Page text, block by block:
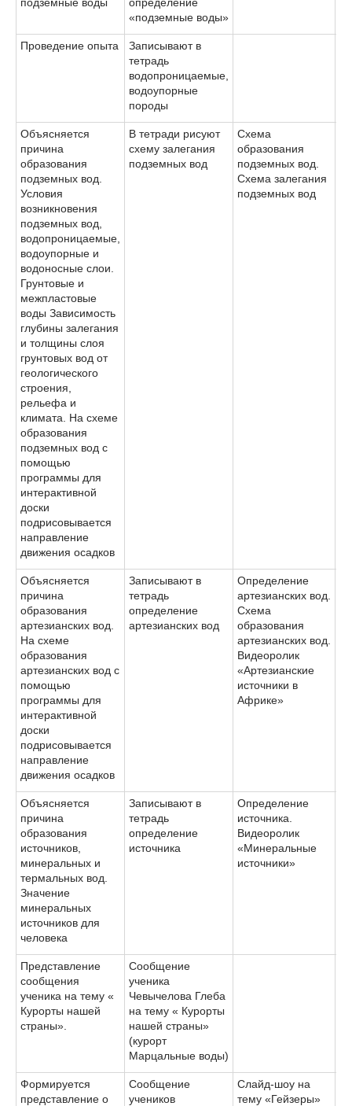
«подземные воды»
Проведение опыта
Записывают в
тетрадь
водопроницаемые,
водоупорные
породы
Объясняется
причина
образования
подземных вод.
Условия
возникновения
подземных вод,
водопроницаемые,
водоупорные и
водоносные слои.
Грунтовые и
межпластовые
воды Зависимость
глубины залегания
и толщины слоя
грунтовых вод от
геологического
строения,
рельефа и
климата. На схеме
образования
подземных вод с
помощью
программы для
интерактивной
доски
подрисовывается
направление
движения осадков
В тетради рисуют
схему залегания
подземных вод
Схема
образования
подземных вод.
Схема залегания
подземных вод
Объясняется
причина
образования
артезианских вод.
На схеме
образования
артезианских вод с
помощью
программы для
интерактивной
доски
подрисовывается
направление
движения осадков
Записывают в
тетрадь
определение
артезианских вод
Определение
артезианских вод.
Схема
образования
артезианских вод.
Видеоролик
«Артезианские
источники в
Африке»
Объясняется
причина
образования
источников,
минеральных и
термальных вод.
Значение
минеральных
источников для
человека
Записывают в
тетрадь
определение
источника
Определение
источника.
Видеоролик
«Минеральные
источники»
Представление
сообщения
ученика на тему «
Курорты нашей
страны».
Сообщение
ученика
Чевычелова Глеба
на тему « Курорты
нашей страны»
(курорт
Марцальные воды)
Формируется
представление о
Сообщение
учеников
Слайд-шоу на
тему «Гейзеры»